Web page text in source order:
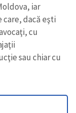
iar
dacă eşti
cu
sau chiar cu